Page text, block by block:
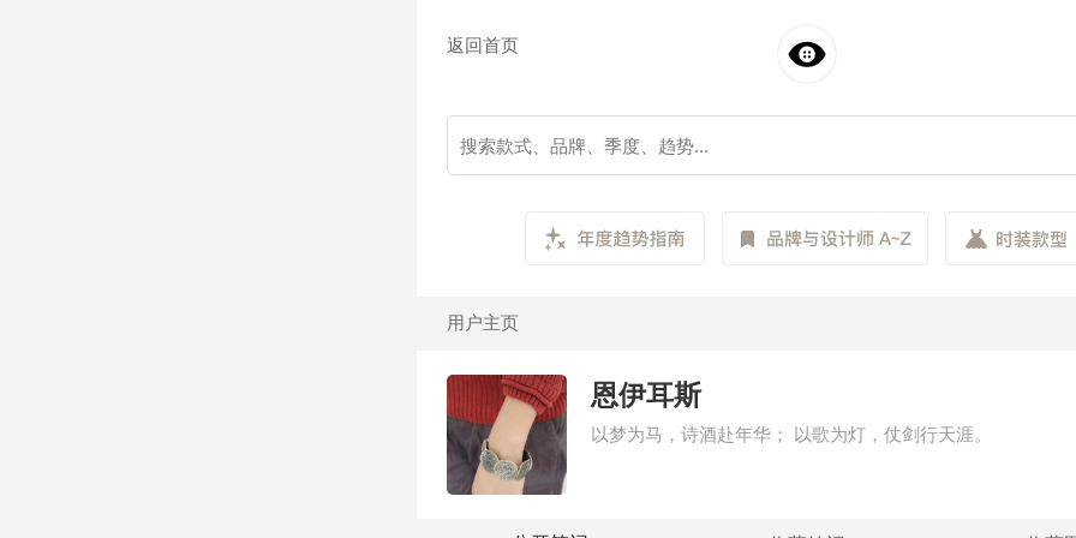
返回首页
用户主页
恩伊耳斯
以梦为马，诗酒赴年华； 以歌为灯，仗剑行天涯。